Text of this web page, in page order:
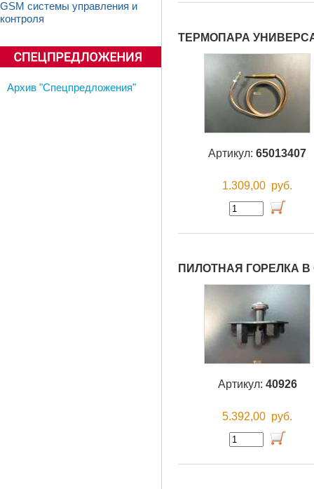
GSM системы управления и
контроля
Архив "Спецпредложения"
ТЕРМОПАРА
Артикул: 65013407
1.309,00 руб.
ПИЛОТНАЯ ГОРЕЛКА В
Артикул: 40926
5.392,00 руб.